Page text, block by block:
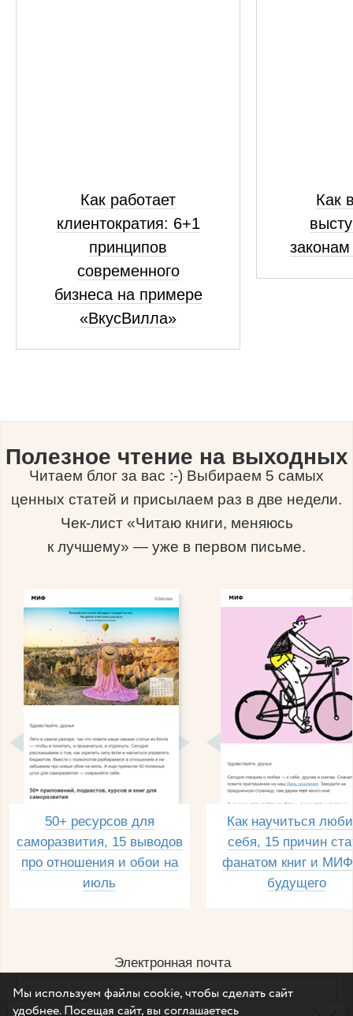
Как работает
клиентократия: 6+1
принципов
современного
бизнеса на примере
«ВкусВилла»
Как
Полезное чтение на выходных
Читаем блог за вас :-) Выбираем 5 самых
ценных статей и присылаем раз в две недели.
Чек-лист «Читаю книги, меняюсь
к лучшему» — уже в первом письме.
50+ ресурсов для
саморазвития, 15 выводов
про отношения и обои на
июль
Как научиться
себя, 15 причин
фанатом книг и
будущего
Электронная почта
Мы используем файлы cookie, чтобы сделать сайт
удобнее. Посещая сайт, вы соглашаетесь